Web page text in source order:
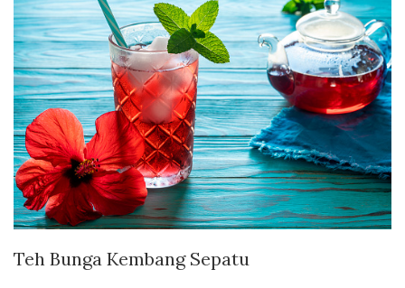
Teh Bunga Kembang Sepatu